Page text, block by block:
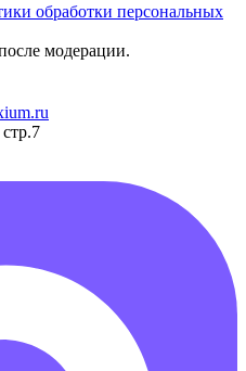
обработки персональных
модерации.